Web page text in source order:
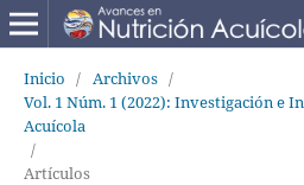
Inicio / Archivos /
Vol. 1 Núm. 1 (2022): Investigación e
Acuícola
/
Artículos